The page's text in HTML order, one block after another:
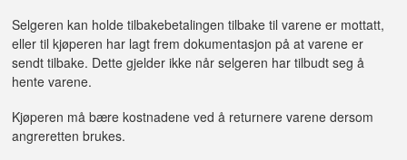
Selgeren kan holde tilbakebetalingen tilbake til varene er mottatt,
eller til kjøperen har lagt frem dokumentasjon på at varene er
sendt tilbake. Dette gjelder ikke når selgeren har tilbudt seg å
hente varene.
Kjøperen må bære kostnadene ved å returnere varene dersom
angreretten brukes.